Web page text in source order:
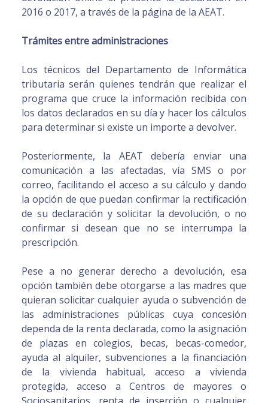
2016 o 2017, a través de la página de la AEAT.
Trámites entre administraciones
Los técnicos del Departamento de Informática
tributaria serán quienes tendrán que realizar el
programa que cruce la información recibida con
los datos declarados en su día y hacer los cálculos
para determinar si existe un importe a devolver.
Posteriormente, la AEAT debería enviar una
comunicación a las afectadas, vía SMS o por
correo, facilitando el acceso a su cálculo y dando
la opción de que puedan confirmar la rectificación
de su declaración y solicitar la devolución, o no
confirmar si desean que no se interrumpa la
prescripción.
Pese a no generar derecho a devolución, esa
opción también debe otorgarse a las madres que
quieran solicitar cualquier ayuda o subvención de
las administraciones públicas cuya concesión
dependa de la renta declarada, como la asignación
de plazas en colegios, becas, becas-comedor,
ayuda al alquiler, subvenciones a la financiación
de la vivienda habitual, acceso a vivienda
protegida, acceso a Centros de mayores o